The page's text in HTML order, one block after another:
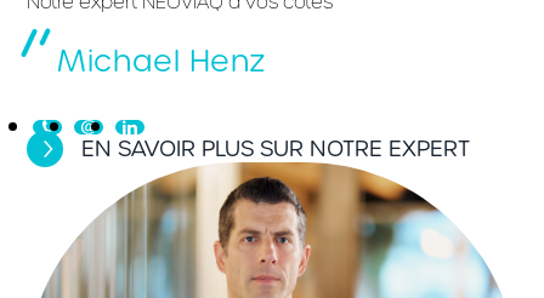
Michael Henz
EN SAVOIR PLUS SUR NOTRE EXPERT